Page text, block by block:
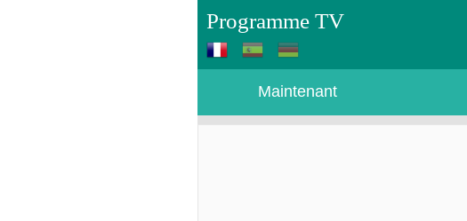
Programme TV
Maintenant